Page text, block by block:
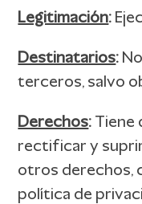
Legitimación:
Destinatarios:
terceros, salvo
Derechos: Tiene
rectificar y
otros derechos,
política de